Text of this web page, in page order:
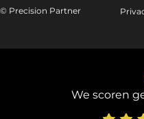
We scoren
© Precision Partner